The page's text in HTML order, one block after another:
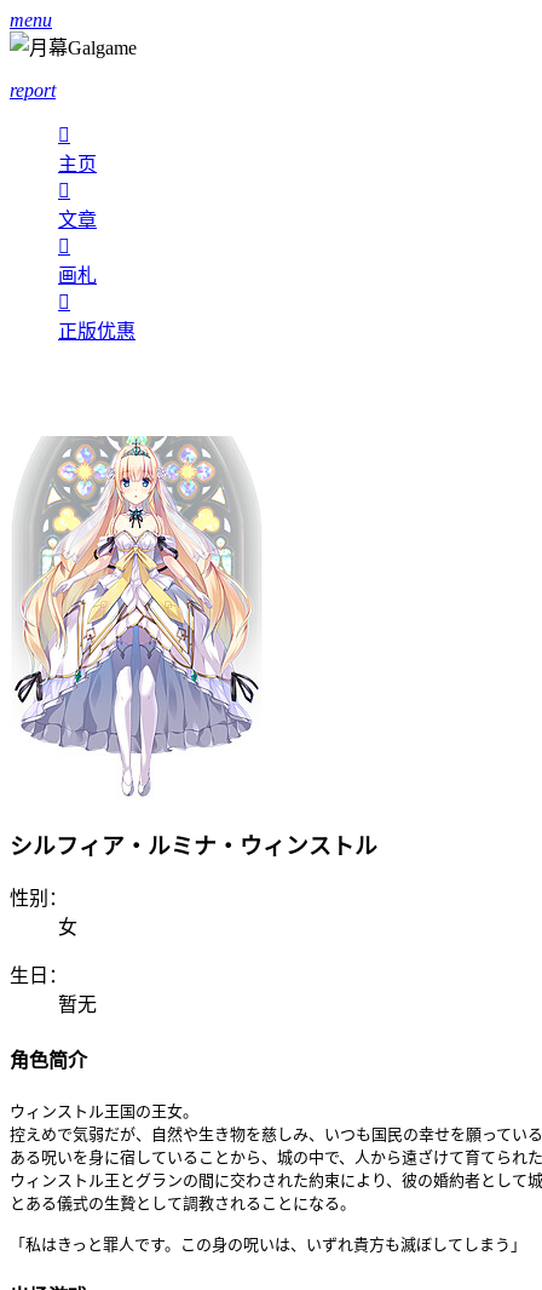
menu
report

主页

文章

画札

正版优惠
シルフィア・ルミナ・ウィンストル
性别：
女
生日：
暂无
角色简介
ウィンストル王国の王女。
控えめで気弱だが、自然や生き物を慈しみ、いつも国民の幸せを願ってい
ある呪いを身に宿していることから、城の中で、人から遠ざけて育てられ
ウィンストル王とグランの間に交わされた約束により、彼の婚約者として
とある儀式の生贄として調教されることになる。
「私はきっと罪人です。この身の呪いは、いずれ貴方も滅ぼしてしまう」